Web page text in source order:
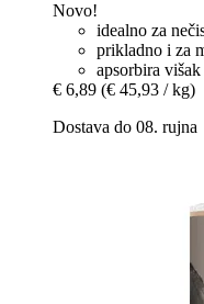
Novo!
idealno za
prikladno i za
apsorbira višak
€ 6,89 (€ 45,93 / kg)
Dostava do 08. rujna